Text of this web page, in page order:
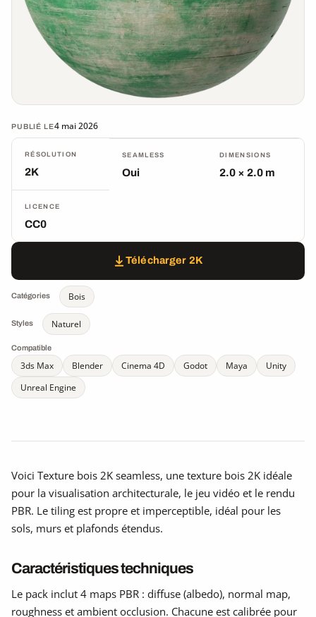
PUBLIÉ LE4 mai 2026
RÉSOLUTION
2K
SEAMLESS
Oui
DIMENSIONS
2.0 × 2.0 m
LICENCE
CC0
Télécharger 2K
Catégories Bois
Styles Naturel
Compatible
3ds Max Blender Cinema 4D Godot Maya
Unity
Unreal Engine
Voici Texture bois 2K seamless, une texture bois 2K idéale
pour la visualisation architecturale, le jeu vidéo et le rendu
PBR. Le tiling est propre et imperceptible, idéal pour les
sols, murs et plafonds étendus.
Caractéristiques techniques
Le pack inclut 4 maps PBR : diffuse (albedo), normal map,
roughness et ambient occlusion. Chacune est calibrée pour